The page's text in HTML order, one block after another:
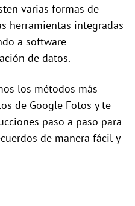
varias formas de
herramientas integradas
a software
de datos.
los métodos más
de Google Fotos y te
paso a paso para
de manera fácil y